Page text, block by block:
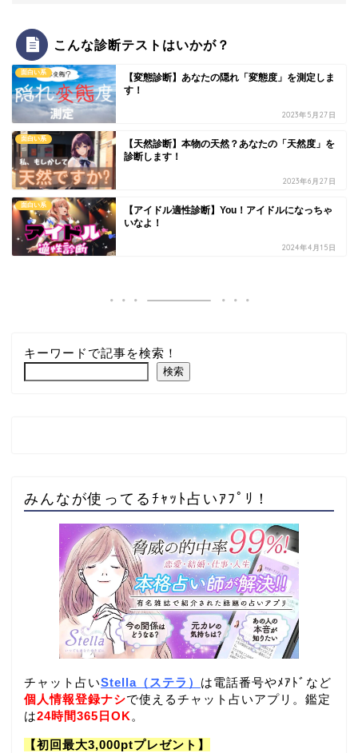
こんな診断テストはいかが？
面白い系
【変態診断】あなたの隠れ「変態度」を測定しま
す！
2023年5月27日
面白い系
【天然診断】本物の天然？あなたの「天然度」を
診断します！
2023年6月27日
面白い系
【アイドル適性診断】You！アイドルになっちゃ
いなよ！
2024年4月15日
キーワードで記事を検索！
検索
みんなが使ってるﾁｬｯﾄ占いｱﾌﾟﾘ！
チャット占いStella（ステラ） は電話番号やﾒｱﾄﾞなど
個人情報登録ナシで使えるチャット占いアプリ。鑑定
は24時間365日OK 。
【初回最大3,000ptプレゼント】